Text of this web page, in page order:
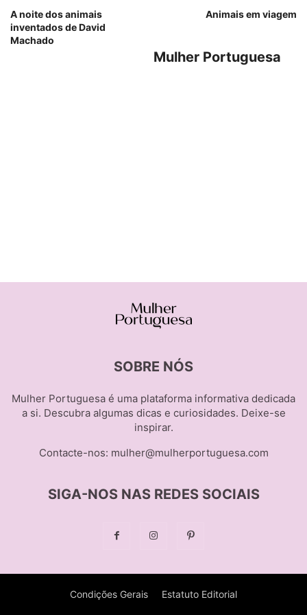
A noite dos animais
inventados de David
Machado
Animais em viagem
Mulher Portuguesa
SOBRE NÓS
Mulher Portuguesa é uma plataforma informativa dedicada
a si. Descubra algumas dicas e curiosidades. Deixe-se
inspirar.
Contacte-nos: mulher@mulherportuguesa.com
SIGA-NOS NAS REDES SOCIAIS
Condições Gerais Estatuto Editorial